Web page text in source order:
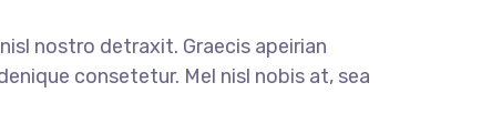
nostro detraxit. Graecis apeirian
consetetur. Mel nisl nobis at, sea